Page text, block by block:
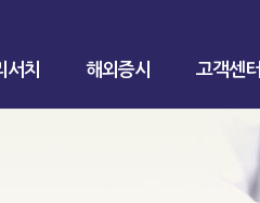
서치 해외증시 고객센터